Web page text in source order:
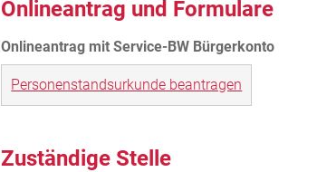
Onlineantrag und Formulare
Personenstandsurkunde beantragen
Zuständige Stelle